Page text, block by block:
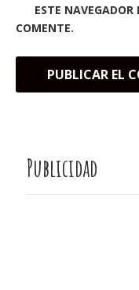
ESTE
COMENTE.
Publicidad